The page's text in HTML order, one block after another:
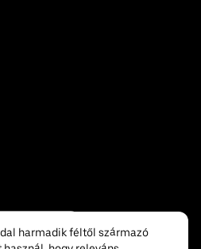
harmadik féltől származó